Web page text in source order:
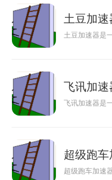
土豆加速
土豆加速器是
飞讯加
飞讯加速器是
超级跑
超级跑车加速